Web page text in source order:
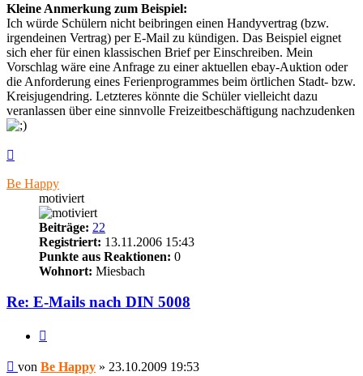
Kleine Anmerkung zum Beispiel:
Ich würde Schülern nicht beibringen einen Handyvertrag (bzw.
irgendeinen Vertrag) per E-Mail zu kündigen. Das Beispiel eignet
sich eher für einen klassischen Brief per Einschreiben. Mein
Vorschlag wäre eine Anfrage zu einer aktuellen ebay-Auktion oder
die Anforderung eines Ferienprogrammes beim örtlichen Stadt- bzw.
Kreisjugendring. Letzteres könnte die Schüler vielleicht dazu
veranlassen über eine sinnvolle Freizeitbeschäftigung nachzudenken
Be Happy
motiviert
Beiträge: 22
Registriert: 13.11.2006 15:43
Punkte aus Reaktionen: 0
Wohnort: Miesbach
Re: E-Mails nach DIN 5008
Beitrag
von Be Happy » 23.10.2009 19:53